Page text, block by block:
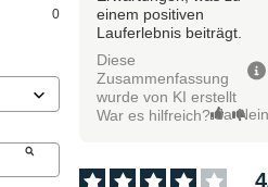
0
einem positiven
Lauferlebnis beiträgt.
Diese
Zusammenfassung
wurde von KI erstellt
War es hilfreich? Ja
4